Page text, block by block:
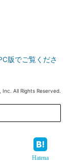
版でご覧くださ
All Rights Reserved.
Hatena